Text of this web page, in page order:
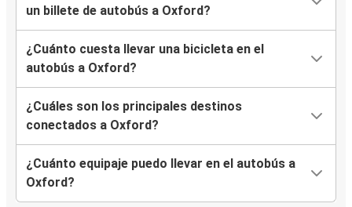
un billete de autobús a Oxford?
¿Cuánto cuesta llevar una bicicleta en el
autobús a Oxford?
¿Cuáles son los principales destinos
conectados a Oxford?
¿Cuánto equipaje puedo llevar en el autobús a
Oxford?